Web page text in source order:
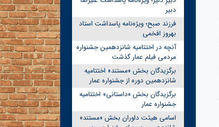
دبیر
فرزند صبح؛ ویژه‌نامه پاسداشت استاد
بهروز افخمی
آنچه در اختتامیه شانزدهمین جشنواره
مردمی فیلم عمار گذشت
برگزیدگان بخش «مستند» اختتامیه
شانزدهمین دوره از جشنواره عمار
برگزیدگان بخش «داستانی» اختتامیه
جشنواره عمار
اسامی هیئت داوران بخش «مستند»